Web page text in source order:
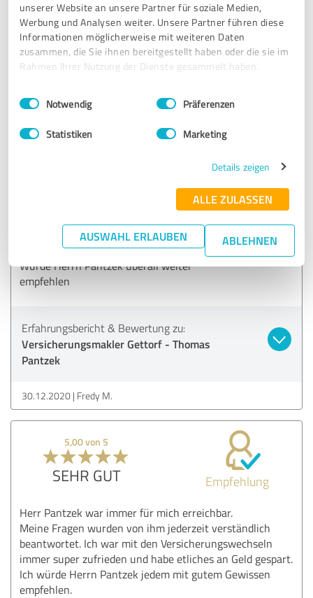
unserer Website an unsere Partner für soziale Medien,
Werbung und Analysen weiter. Unsere Partner führen diese
Informationen möglicherweise mit weiteren Daten
zusammen, die Sie ihnen bereitgestellt haben oder die sie im
Rahmen Ihrer Nutzung der Dienste gesammelt haben.
Impressum Datenschutzbestimmungen
Einwilligungsauswahl
Notwendig Präferenzen
Statistiken Marketing
Details zeigen
ALLE ZULASSEN
AUSWAHL ERLAUBEN ABLEHNEN
Preis-/Leistungsprinzip, ehrliche und zügige Bearbeitung.
Erfahrungsbericht & Bewertung zu:
Versicherungsmakler Gettorf - Thomas
Empfehlung
Sehr gute Beratung, schnelle Erledigung
Und immer erreichbar
Würde Herrn Pantzek überall weiter
empfehlen
Erfahrungsbericht & Bewertung zu:
Versicherungsmakler Gettorf - Thomas
Pantzek
30.12.2020 Fredy M.
5,00 von 5
SEHR GUT Empfehlung
Herr Pantzek war immer für mich erreichbar.
Meine Fragen wurden von ihm jederzeit verständlich
beantwortet. Ich war mit den Versicherungswechseln
immer super zufrieden und habe etliches an Geld gespart.
Ich würde Herrn Pantzek jedem mit gutem Gewissen
empfehlen.